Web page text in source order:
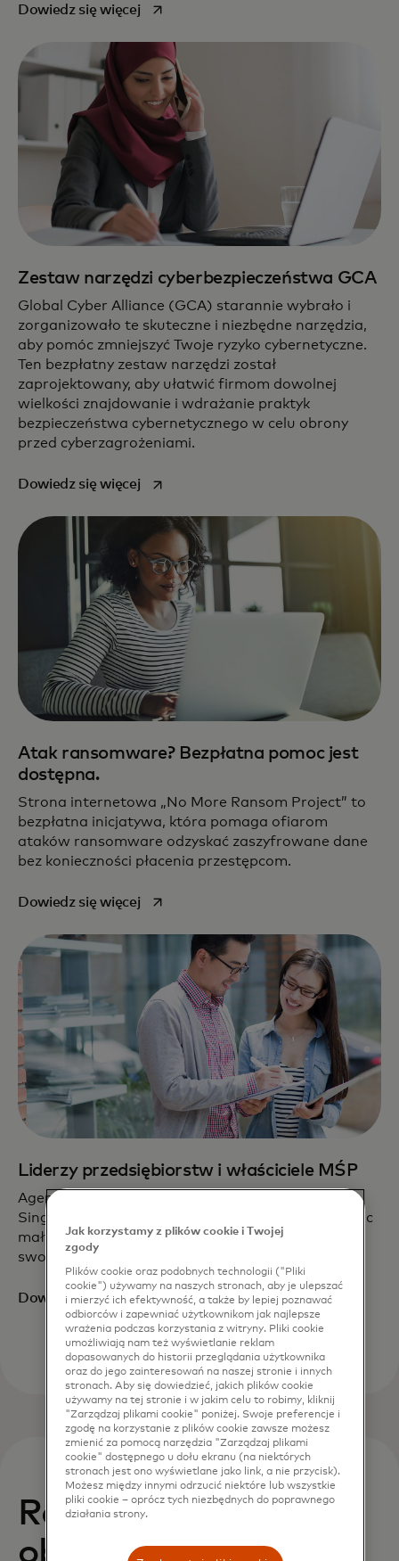
Dowiedz się więcejopens in a new tab
Zestaw narzędzi cyberbezpieczeństwa GCA
Global Cyber Alliance (GCA) starannie wybrało i
zorganizowało te skuteczne i niezbędne narzędzia,
aby pomóc zmniejszyć Twoje ryzyko cybernetyczne.
Ten bezpłatny zestaw narzędzi został
zaprojektowany, aby ułatwić firmom dowolnej
wielkości znajdowanie i wdrażanie praktyk
bezpieczeństwa cybernetycznego w celu obrony
przed cyberzagrożeniami.
Dowiedz się więcejopens in a new tab
Atak ransomware? Bezpłatna pomoc jest
dostępna.
Strona internetowa „No More Ransom Project” to
bezpłatna inicjatywa, która pomaga ofiarom
ataków ransomware odzyskać zaszyfrowane dane
bez konieczności płacenia przestępcom.
Dowiedz się więcejopens in a new tab
Liderzy przedsiębiorstw i właściciele MŚP
Agencja Bezpieczeństwa Cybernetycznego (CSA)
Singapuru oferuje program Cyber Safe, aby pomóc
małym i średnim przedsiębiorstwom lepiej chronić
swoją domenę cyfrową.
Dowiedz się więcejopens in a new tab
Rozwiązania w
obszarze
Jak korzystamy z plików cookie i Twojej
zgody
Plików cookie oraz podobnych technologii ("Pliki
cookie") używamy na naszych stronach, aby je ulepszać
i mierzyć ich efektywność, a także by lepiej poznawać
odbiorców i zapewniać użytkownikom jak najlepsze
wrażenia podczas korzystania z witryny. Pliki cookie
umożliwiają nam też wyświetlanie reklam
dopasowanych do historii przeglądania użytkownika
oraz do jego zainteresowań na naszej stronie i innych
stronach. Aby się dowiedzieć, jakich plików cookie
używamy na tej stronie i w jakim celu to robimy, kliknij
"Zarządzaj plikami cookie" poniżej. Swoje preferencje i
zgodę na korzystanie z plików cookie zawsze możesz
zmienić za pomocą narzędzia "Zarządzaj plikami
cookie" dostępnego u dołu ekranu (na niektórych
stronach jest ono wyświetlane jako link, a nie przycisk).
Możesz między innymi odrzucić niektóre lub wszystkie
pliki cookie – oprócz tych niezbędnych do poprawnego
działania strony.